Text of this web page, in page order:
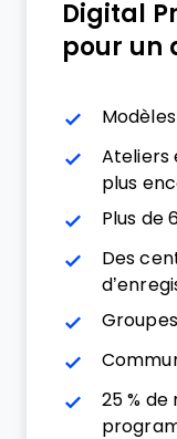
Digital
pour un
Ateliers
plus
Plus de
Des
25 %